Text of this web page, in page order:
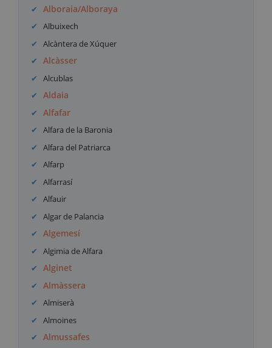
Alboraia/Alboraya
Albuixech
Alcàntera de Xúquer
Alcàsser
Alcublas
Aldaia
Alfafar
Alfara de la Baronia
Alfara del Patriarca
Alfarp
Alfarrasí
Alfauir
Algar de Palancia
Algemesí
Algimia de Alfara
Alginet
Almàssera
Almiserà
Almoines
Almussafes